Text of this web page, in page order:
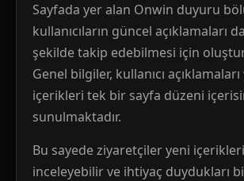
Sayfada yer alan Onwin duyuru
kullanıcıların güncel açıklamaları
şekilde takip edebilmesi için
Genel bilgiler, kullanıcı
içerikleri tek bir sayfa düzeni
sunulmaktadır.
Bu sayede ziyaretçiler yeni
inceleyebilir ve ihtiyaç duydukları